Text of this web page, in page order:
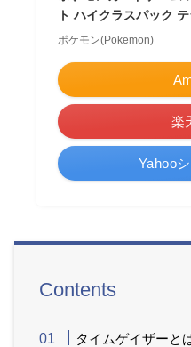
ト ハイクラスパック
ポケモン(Pokemon)
楽
Yahoo
Contents
タイムゲイザーと